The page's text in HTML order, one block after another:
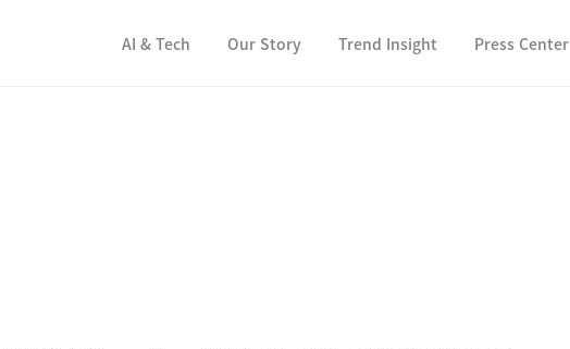
AI & Tech Our Story Trend Insight Press Center